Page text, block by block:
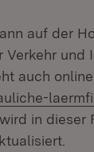
auf der
Verkehr
auch
in dieser